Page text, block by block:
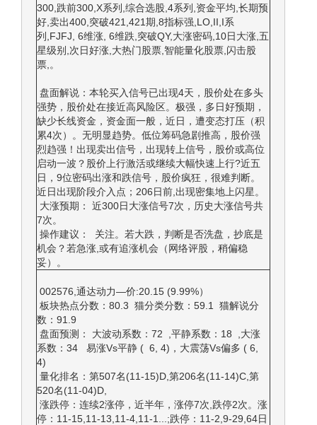
300,跌前300,X系列,综合选股,4系列,资金平均,长期预
好,卖出400,突破421,421期,8指标强,LO,II,I系
列,FJFJ, 6维涨, 6维跌,突破QY,大涨密码,10日大涨,五
星级别,次日好涨,大热门股票,智能量化股票,闪击股
票,。
盘面解说：本轮买入信号已出现4天，股价处在多头
强势，股价处在接近高风险区。极强，多日好预期，
缺少长线资金，资金面一般，近日，遭变态打压（积
累4次）。无明显趋势。低位筹码急剧推高，股价强
烈趋强！出现卖出信号，出现转上信号，股价或高位
启动一波？股价上行激活或继续大幅快速上行?近五
日，9位密码出涨和跌信号，股价疯狂，很难判断。
近日出现阶段介入点；206日前,出现密集地上闪星。
大涨预期： 近300日大涨信号7次，历史大涨信号共
7次。
操作建议： 关注。若大跌，判断是否洗盘，抄底是
机会？若急涨,或有追涨机会（网络评股，稍偏稳
妥）。
002576,通达动力—价:20.15 (9.99%）
板块热点分数：80.3 猫分类分数：59.1 猫解说分
数：91.9
盘面预测： 大波动系数：72 ,平静系数：18 ,大涨
系数：34 易涨Vs平静 ( 6, 4)，大震荡Vs偏多 ( 6,
4)
量化排名：第507名(11-15)D,第206名(11-14)C,第
520名(11-04)D,
涨跌停：连续2涨停，近半年，涨停7次,跌停2次。涨
停：11-15,11-13,11-4,11-1...;跌停：11-2,9-29,64日